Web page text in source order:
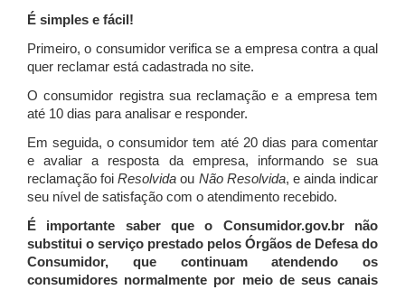
É simples e fácil!
Primeiro, o consumidor verifica se a empresa contra a qual
quer reclamar está cadastrada no site.
O consumidor registra sua reclamação e a empresa tem
até 10 dias para analisar e responder.
Em seguida, o consumidor tem até 20 dias para comentar
e avaliar a resposta da empresa, informando se sua
reclamação foiResolvida ou Não Resolvida, e ainda indicar
seu nível de satisfação com o atendimento recebido.
É importante saber que o Consumidor.gov.br não
substitui o serviço prestado pelos Órgãos de Defesa do
Consumidor, que continuam atendendo os
consumidores normalmente por meio de seus canais